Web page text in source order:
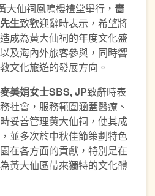
大仙祠鳳鳴樓禮堂舉行， 嗇
生致歡迎辭時表示，希望將
成為黃大仙祠的年度文化盛
及海內外旅客參與，同時響
文化旅遊的發展方向。
美娟女士SBS, JP致辭時表
社會，服務範圍涵蓋醫療、
妥善管理黃大仙祠，使其成
並多次於中秋佳節策劃特色
在各方面的貢獻，特別是在
黃大仙區帶來獨特的文化體